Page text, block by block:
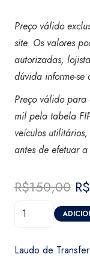
Preço válido
site. Os valores
autorizadas,
dúvida informe-se
Preço válido
mil pela tabela
veículos
antes de efetuar
R$150,00 O
R$
Laudo
Transferência
Laudo de